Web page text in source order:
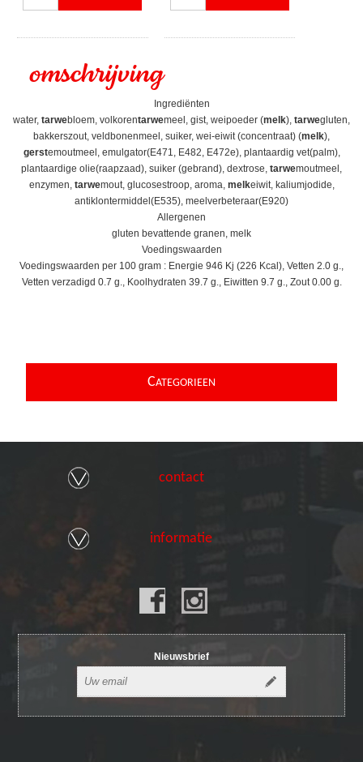
omschrijving
Ingrediënten
water, tarwebloem, volkorentarwemeel, gist, weipoeder (melk), tarwegluten,
bakkerszout, veldbonenmeel, suiker, wei-eiwit (concentraat) (melk),
gerstemoutmeel, emulgator(E471, E482, E472e), plantaardig vet(palm),
plantaardige olie(raapzaad), suiker (gebrand), dextrose, tarwemoutmeel,
enzymen, tarwemout, glucosestroop, aroma, melkeiwit, kaliumjodide,
antiklontermiddel(E535), meelverbeteraar(E920)
Allergenen
gluten bevattende granen, melk
Voedingswaarden
Voedingswaarden per 100 gram : Energie 946 Kj (226 Kcal), Vetten 2.0 g.,
Vetten verzadigd 0.7 g., Koolhydraten 39.7 g., Eiwitten 9.7 g., Zout 0.00 g.
CATEGORIEEN
contact
informatie
Nieuwsbrief